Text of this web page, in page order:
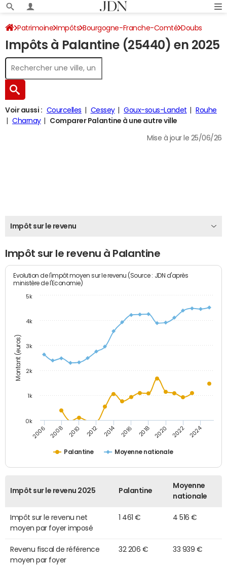
Patrimoine Impôts Bourgogne-Franche-Comté Doubs
Palantine Impôt sur le revenu
Impôts à Palantine (25440) en 2025
Voir aussi : Courcelles Cessey Goux-sous-Landet
Rouhe
Charnay
Comparer Palantine à une autre ville
Mise à jour le 25/06/26
Impôt sur le revenu
Impôt sur le revenu à Palantine
Montant (euros)
Evolution de l'impôt moyen sur le revenu (Source : JDN d'après
ministère de l'Economie)
Palantine Moyenne nationale
2006 2008 2010 2012 2014 2016 2018 2020 2022 2024
0k
1k
2k
3k
4k
5k
Impôt sur le revenu 2025 Palantine
Moyenne
nationale
Impôt sur le revenu net
moyen par foyer imposé
1 461 € 4 516 €
Revenu fiscal de référence
moyen par foyer
32 206 € 33 939 €